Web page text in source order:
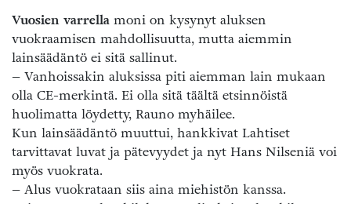
Vuosien varrella moni on kysynyt aluksen
vuokraamisen mahdollisuutta, mutta aiemmin
lainsäädäntö ei sitä sallinut.
– Vanhoissakin aluksissa piti aiemman lain mukaan
olla CE-merkintä. Ei olla sitä täältä etsinnöistä
huolimatta löydetty, Rauno myhäilee.
Kun lainsäädäntö muuttui, hankkivat Lahtiset
tarvittavat luvat ja pätevyydet ja nyt Hans Nilseniä voi
myös vuokrata.
– Alus vuokrataan siis aina miehistön kanssa.